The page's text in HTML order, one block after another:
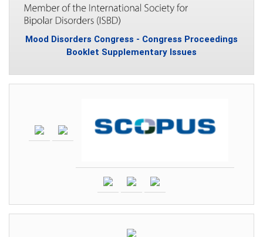
Mood Disorders Congress - Congress Proceedings
Booklet Supplementary Issues